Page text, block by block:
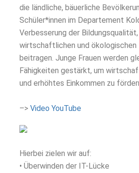
die ländliche, bäuerliche
Schüler*innen im Departement
Verbesserung der
wirtschaftlichen und ökologischen
beitragen. Junge Frauen werden
Fähigkeiten gestärkt, um
und erhöhtes Einkommen zu
–> Video YouTube
Hierbei zielen wir auf:
• Überwinden der IT-Lücke